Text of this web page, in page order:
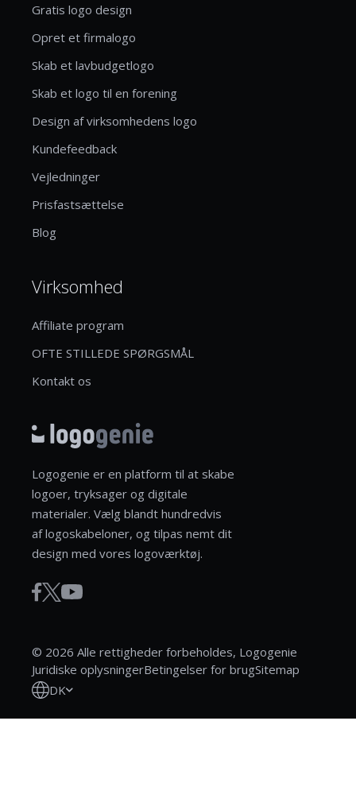
Gratis logo design
Opret et firmalogo
Skab et lavbudgetlogo
Skab et logo til en forening
Design af virksomhedens logo
Kundefeedback
Vejledninger
Prisfastsættelse
Blog
Virksomhed
Affiliate program
OFTE STILLEDE SPØRGSMÅL
Kontakt os
Logogenie er en platform til at skabe
logoer, tryksager og digitale
materialer. Vælg blandt hundredvis
af logoskabeloner, og tilpas nemt dit
design med vores logoværktøj.
© 2026 Alle rettigheder forbeholdes, Logogenie
Juridiske oplysningerBetingelser for brugSitemap
DK